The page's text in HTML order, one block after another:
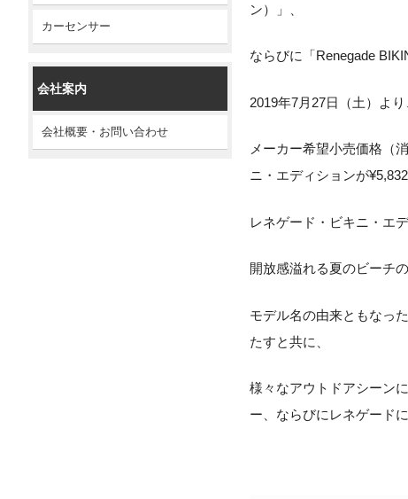
カーセンサー
会社案内
会社概要・お問い合わせ
ン）」、
ならびに「Renegade
2019年7月27日（土）よ
メーカー希望小売価格（
ニ・エディションが
レネゲード・ビキニ・エ
開放感溢れる夏のビーチ
モデル名の由来ともなっ
たすと共に、
様々なアウトドアシーン
ー、ならびにレネゲード